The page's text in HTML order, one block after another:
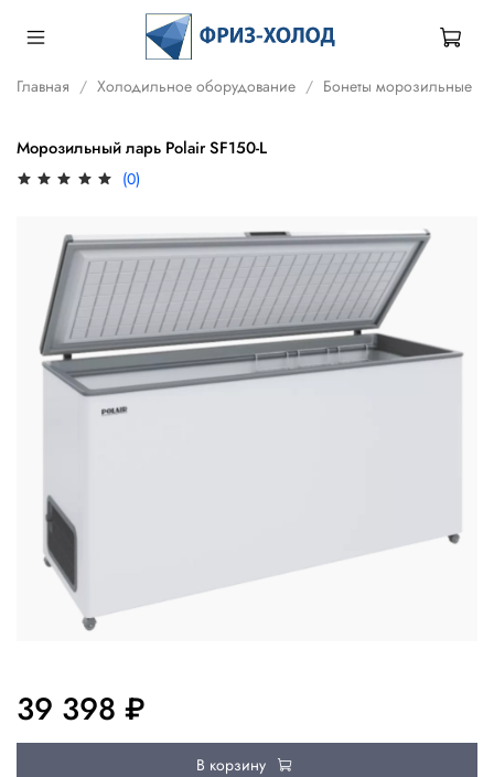
Главная Холодильное оборудование Бонеты морозильные
Морозильный ларь Polair SF150-L
(0)
39 398 ₽
В корзину